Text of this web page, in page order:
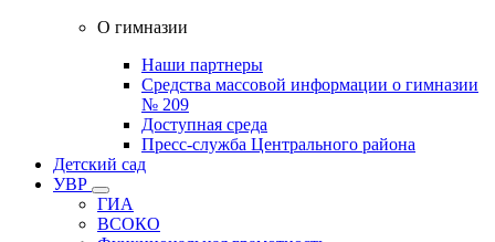
О гимназии
Наши партнеры
Средства массовой информации о гимназии
№ 209
Доступная среда
Пресс-служба Центрального района
Детский сад
УВР
ГИА
ВСОКО